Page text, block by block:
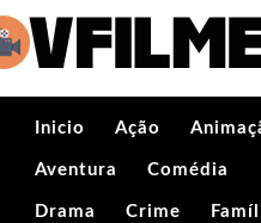
Inicio Ação
Aventura Comédia
Drama Crime